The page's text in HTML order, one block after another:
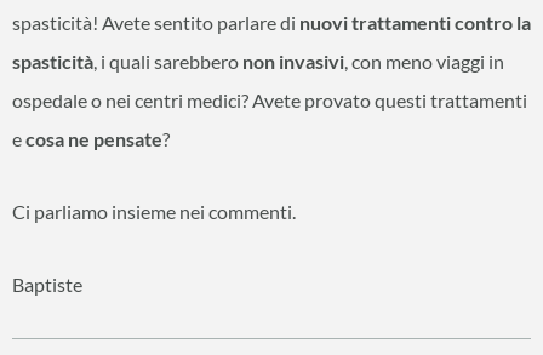
spasticità! Avete sentito parlare di nuovi trattamenti contro la
spasticità, i quali sarebbero non invasivi, con meno viaggi in
ospedale o nei centri medici? Avete provato questi trattamenti
ecosa ne pensate?
Ci parliamo insieme nei commenti.
Baptiste